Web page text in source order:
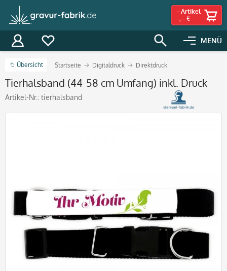
MENÜ
- Artikel
-,-- €
Übersicht Startseite Digitaldruck Direktdruck
Tierhalsband (44-58 cm Umfang) inkl. Druck
Artikel-Nr.: tierhalsband